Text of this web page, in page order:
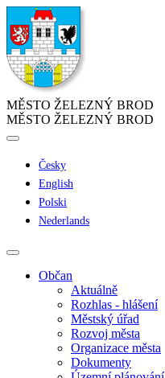
MĚSTO ŽELEZNÝ BROD
MĚSTO ŽELEZNÝ BROD
Česky
English
Polski
Nederlands
Občan
Aktuálně
Rozhlas - hlášení
Městský úřad
Rozvoj města
Organizace města
Dokumenty